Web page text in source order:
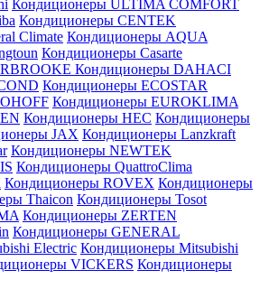
Кондиционеры ULTIMA COMFORT
Кондиционеры CENTEK
Climate Кондиционеры AQUA
Кондиционеры Casarte
Кондиционеры DAHACI
Кондиционеры ECOSTAR
Кондиционеры EUROKLIMA
Кондиционеры HEC Кондиционеры
JAX Кондиционеры Lanzkraft
Кондиционеры NEWTEK
Кондиционеры QuattroClima
Кондиционеры ROVEX Кондиционеры
Thaicon Кондиционеры Tosot
Кондиционеры ZERTEN
Кондиционеры GENERAL
Electric Кондиционеры Mitsubishi
VICKERS Кондиционеры